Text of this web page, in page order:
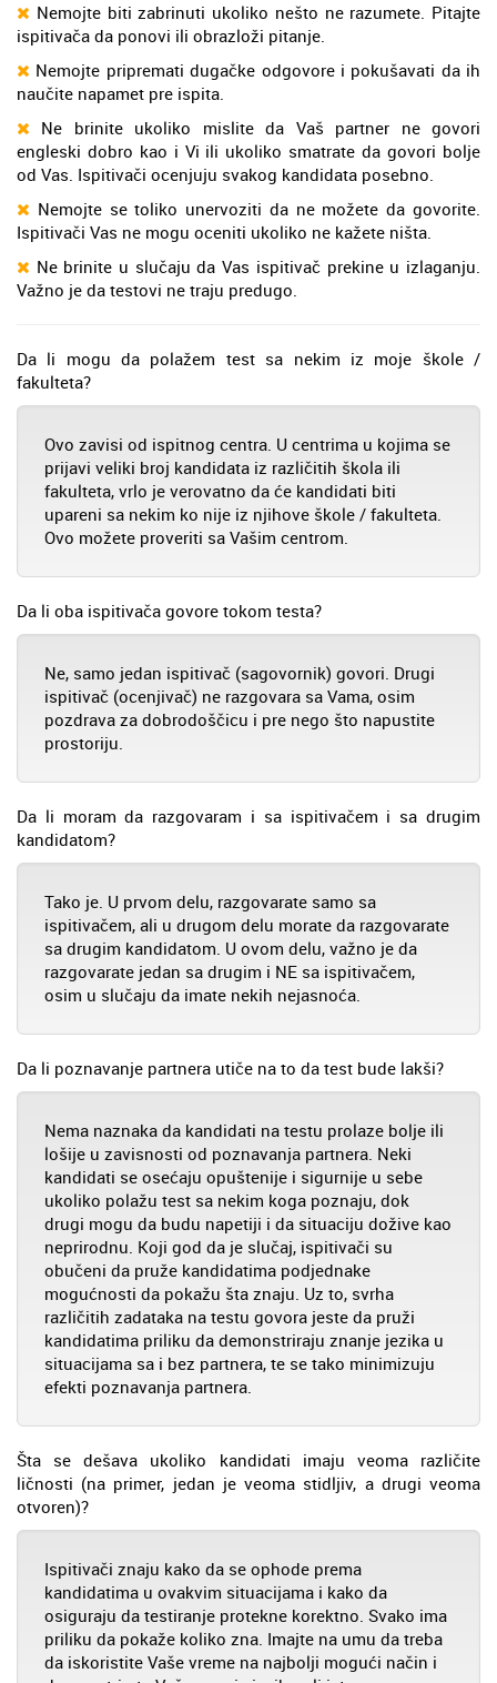
Nemojte biti zabrinuti ukoliko nešto ne razumete. Pitajte
ispitivača da ponovi ili obrazloži pitanje.
Nemojte pripremati dugačke odgovore i pokušavati da ih
naučite napamet pre ispita.
Ne brinite ukoliko mislite da Vaš partner ne govori
engleski dobro kao i Vi ili ukoliko smatrate da govori bolje
od Vas. Ispitivači ocenjuju svakog kandidata posebno.
Nemojte se toliko unervoziti da ne možete da govorite.
Ispitivači Vas ne mogu oceniti ukoliko ne kažete ništa.
Ne brinite u slučaju da Vas ispitivač prekine u izlaganju.
Važno je da testovi ne traju predugo.
Da li mogu da polažem test sa nekim iz moje škole /
fakulteta?
Ovo zavisi od ispitnog centra. U centrima u kojima se
prijavi veliki broj kandidata iz različitih škola ili
fakulteta, vrlo je verovatno da će kandidati biti
upareni sa nekim ko nije iz njihove škole / fakulteta.
Ovo možete proveriti sa Vašim centrom.
Da li oba ispitivača govore tokom testa?
Ne, samo jedan ispitivač (sagovornik) govori. Drugi
ispitivač (ocenjivač) ne razgovara sa Vama, osim
pozdrava za dobrodoščicu i pre nego što napustite
prostoriju.
Da li moram da razgovaram i sa ispitivačem i sa drugim
kandidatom?
Tako je. U prvom delu, razgovarate samo sa
ispitivačem, ali u drugom delu morate da razgovarate
sa drugim kandidatom. U ovom delu, važno je da
razgovarate jedan sa drugim i NE sa ispitivačem,
osim u slučaju da imate nekih nejasnoća.
Da li poznavanje partnera utiče na to da test bude lakši?
Nema naznaka da kandidati na testu prolaze bolje ili
lošije u zavisnosti od poznavanja partnera. Neki
kandidati se osećaju opuštenije i sigurnije u sebe
ukoliko polažu test sa nekim koga poznaju, dok
drugi mogu da budu napetiji i da situaciju dožive kao
neprirodnu. Koji god da je slučaj, ispitivači su
obučeni da pruže kandidatima podjednake
mogućnosti da pokažu šta znaju. Uz to, svrha
različitih zadataka na testu govora jeste da pruži
kandidatima priliku da demonstriraju znanje jezika u
situacijama sa i bez partnera, te se tako minimizuju
efekti poznavanja partnera.
Šta se dešava ukoliko kandidati imaju veoma različite
ličnosti (na primer, jedan je veoma stidljiv, a drugi veoma
otvoren)?
Ispitivači znaju kako da se ophode prema
kandidatima u ovakvim situacijama i kako da
osiguraju da testiranje protekne korektno. Svako ima
priliku da pokaže koliko zna. Imajte na umu da treba
da iskoristite Vaše vreme na najbolji mogući način i